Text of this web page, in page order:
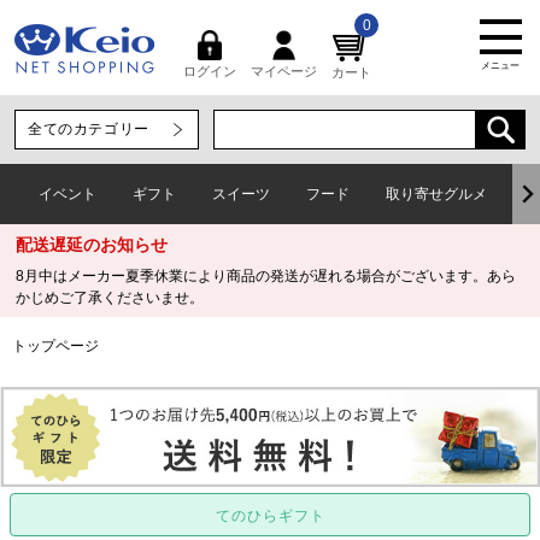
ログイン マイページ カート
0
メニュー
イベント ギフト スイーツ フード 取り寄せグルメ
配送遅延のお知らせ
8月中はメーカー夏季休業により商品の発送が遅れる場合がございます。あら
かじめご了承くださいませ。
トップページ